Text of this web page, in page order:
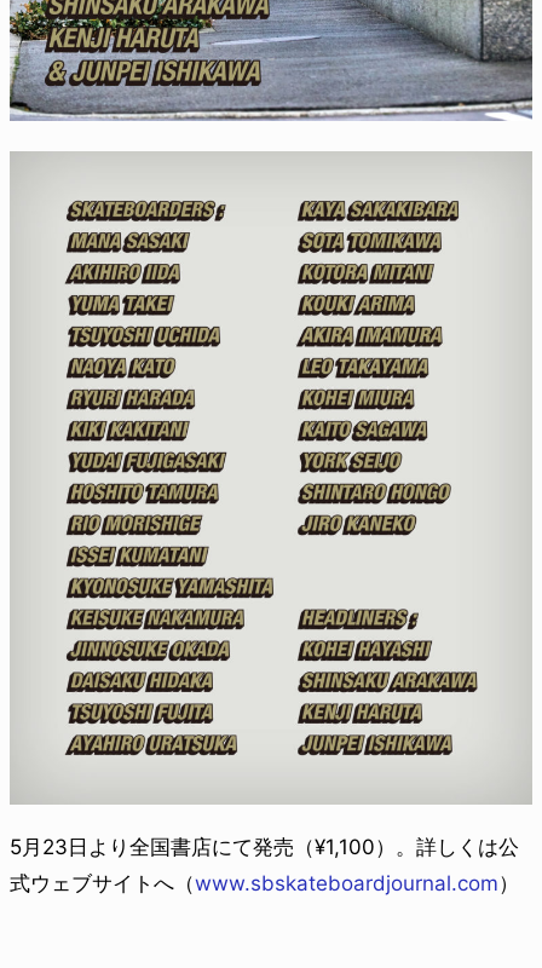
5月23日より全国書店にて発売（¥1,100）。詳しくは公
式ウェブサイトへ（www.sbskateboardjournal.com）